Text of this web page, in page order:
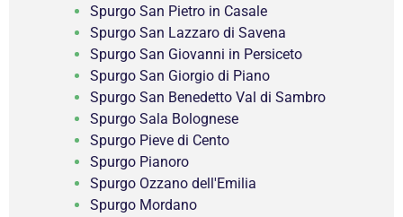
Spurgo San Pietro in Casale
Spurgo San Lazzaro di Savena
Spurgo San Giovanni in Persiceto
Spurgo San Giorgio di Piano
Spurgo San Benedetto Val di Sambro
Spurgo Sala Bolognese
Spurgo Pieve di Cento
Spurgo Pianoro
Spurgo Ozzano dell'Emilia
Spurgo Mordano